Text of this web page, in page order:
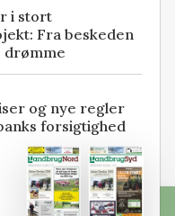
i stort
Fra beskeden
drømme
og nye regler
forsigtighed